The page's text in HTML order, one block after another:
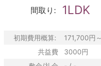
間取り: 1LDK
初期費用概算:
171,700円～
共益費
3000円